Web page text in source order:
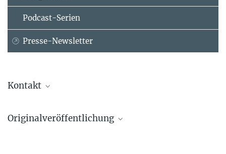
Podcast-Serien
Presse-Newsletter
Kontakt
Forschungsgruppenleiter
Originalveröffentlichung